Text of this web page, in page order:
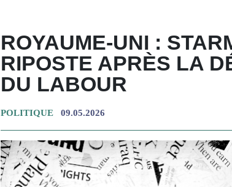
ROYAUME-UNI :
RIPOSTE APRÈS LA
DU LABOUR
POLITIQUE 09.05.2026